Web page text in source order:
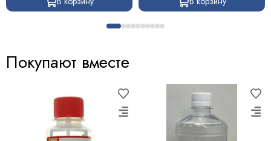
Покупают вместе